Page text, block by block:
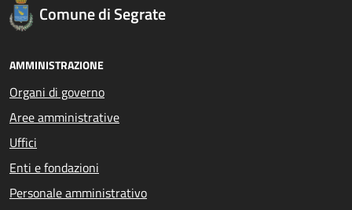
Comune di Segrate
AMMINISTRAZIONE
Organi di governo
Aree amministrative
Uffici
Enti e fondazioni
Personale amministrativo